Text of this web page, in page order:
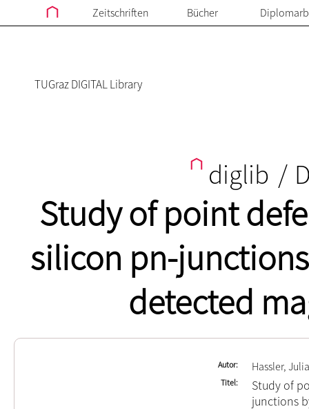
Zeitschriften Bücher
TUGraz DIGITAL Library
diglib /
Study of point
silicon pn-
detected
Autor Hassler, Julia
Titel
Study of
junctions